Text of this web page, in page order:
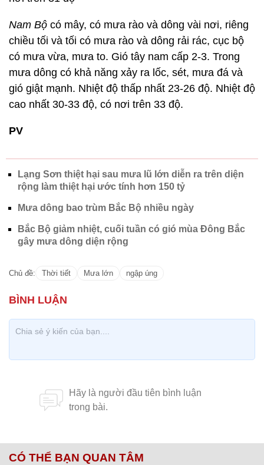
Nam Bộ có mây, có mưa rào và dông vài nơi, riêng
chiều tối và tối có mưa rào và dông rải rác, cục bộ
có mưa vừa, mưa to. Gió tây nam cấp 2-3. Trong
mưa dông có khả năng xảy ra lốc, sét, mưa đá và
gió giật mạnh. Nhiệt độ thấp nhất 23-26 độ. Nhiệt độ
cao nhất 30-33 độ, có nơi trên 33 độ.
PV
Lạng Sơn thiệt hại sau mưa lũ lớn diễn ra trên diện
rộng làm thiệt hại ước tính hơn 150 tỷ
Mưa dông bao trùm Bắc Bộ nhiều ngày
Bắc Bộ giảm nhiệt, cuối tuần có gió mùa Đông Bắc
gây mưa dông diện rộng
Chủ đề: Thời tiết Mưa lớn ngập úng
CÓ THỂ BẠN QUAN TÂM